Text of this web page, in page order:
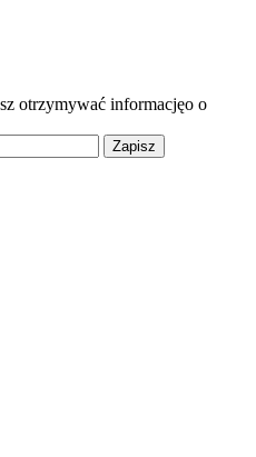
otrzymywać informacjęo o
Zapisz